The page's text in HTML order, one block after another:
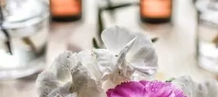
Archiv
Archiv